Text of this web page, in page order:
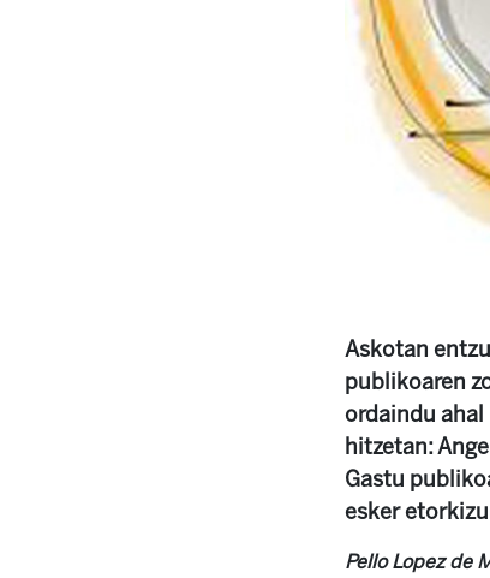
Askotan
publikoaren
ordaindu
hitzetan:
Gastu
esker
Pello Lopez de